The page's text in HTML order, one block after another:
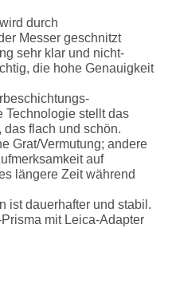
durch
Messer geschnitzt
sehr klar und nicht-
die hohe Genauigkeit
Technologie stellt das
das flach und schön.
Grat/Vermutung; andere
auf
längere Zeit während
ist dauerhafter und stabil.
mit Leica-Adapter